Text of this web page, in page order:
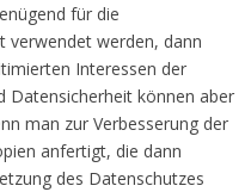
für die
verwendet werden, dann
Interessen der
Datensicherheit können aber
man zur Verbesserung der
anfertigt, die dann
des Datenschutzes